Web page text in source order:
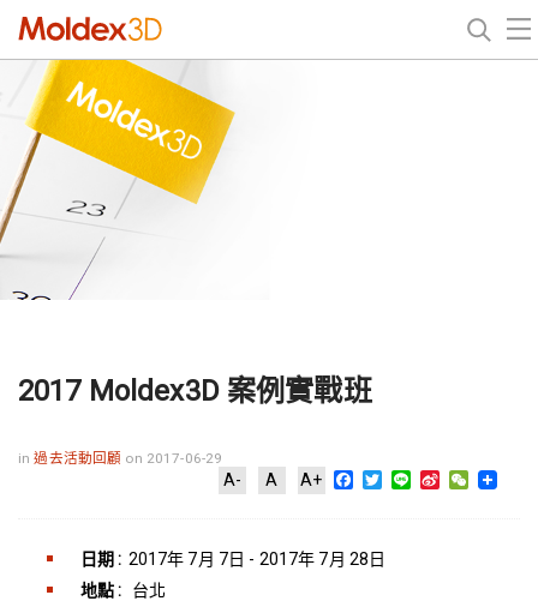
2017 Moldex3D 案例實戰班
in過去活動回顧 on 2017-06-29
A- A A+ Facebook
Twitter
Line Sina WeChat
日期 : 2017年 7月 7日 - 2017年 7月 28日
地點 :
台北